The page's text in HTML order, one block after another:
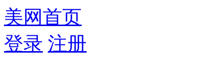
美网首页
登录 注册